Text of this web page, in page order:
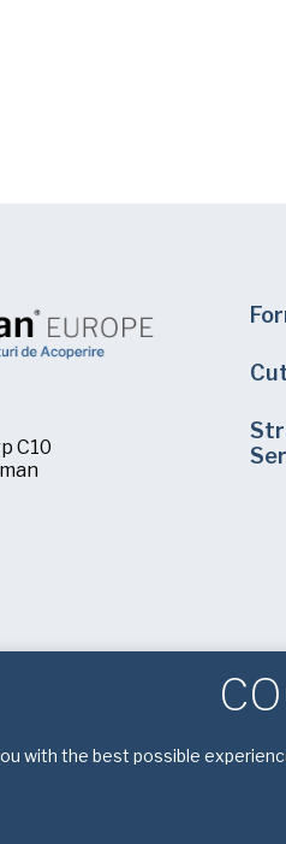
C10
with the best possible